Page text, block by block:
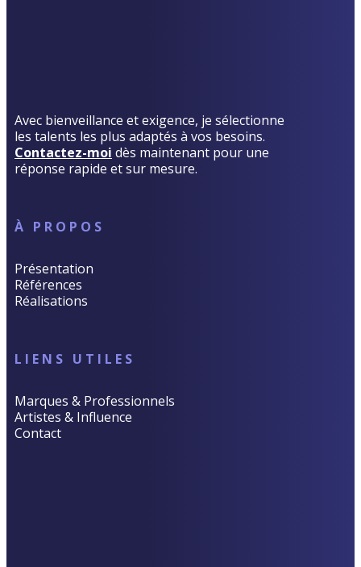
Avec bienveillance et exigence, je sélectionne
les talents les plus adaptés à vos besoins.
Contactez-moi dès maintenant pour une
réponse rapide et sur mesure.
À PROPOS
Présentation
Références
Réalisations
LIENS UTILES
Marques & Professionnels
Artistes & Influence
Contact